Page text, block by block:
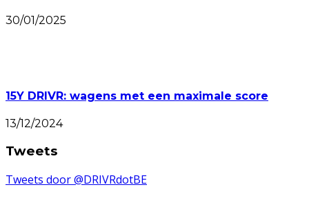
30/01/2025
15Y DRIVR: wagens met een maximale score
13/12/2024
Tweets
Tweets door @DRIVRdotBE